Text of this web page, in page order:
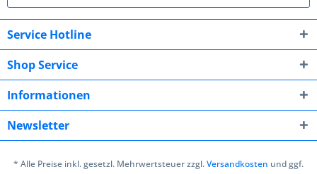
Service Hotline
Shop Service
Informationen
Newsletter
* Alle Preise inkl. gesetzl. Mehrwertsteuer zzgl.Versandkosten und ggf.